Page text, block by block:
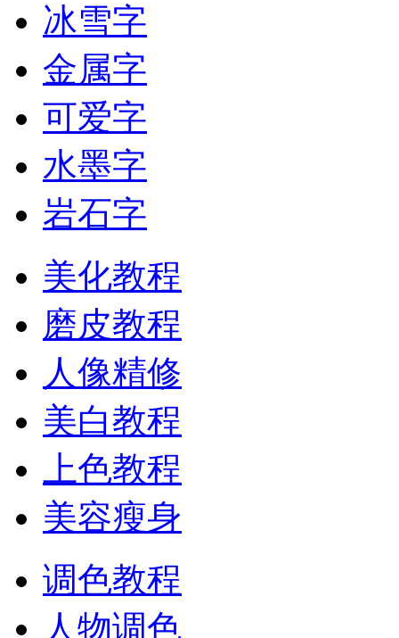
冰雪字
金属字
可爱字
水墨字
岩石字
美化教程
磨皮教程
人像精修
美白教程
上色教程
美容瘦身
调色教程
人物调色